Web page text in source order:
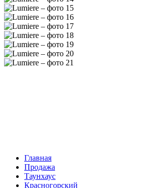
Главная
Продажа
Таунхаус
Красногорский